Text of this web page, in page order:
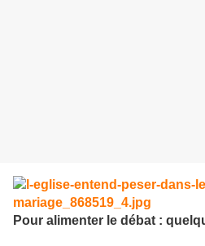
Pour alimenter le débat :